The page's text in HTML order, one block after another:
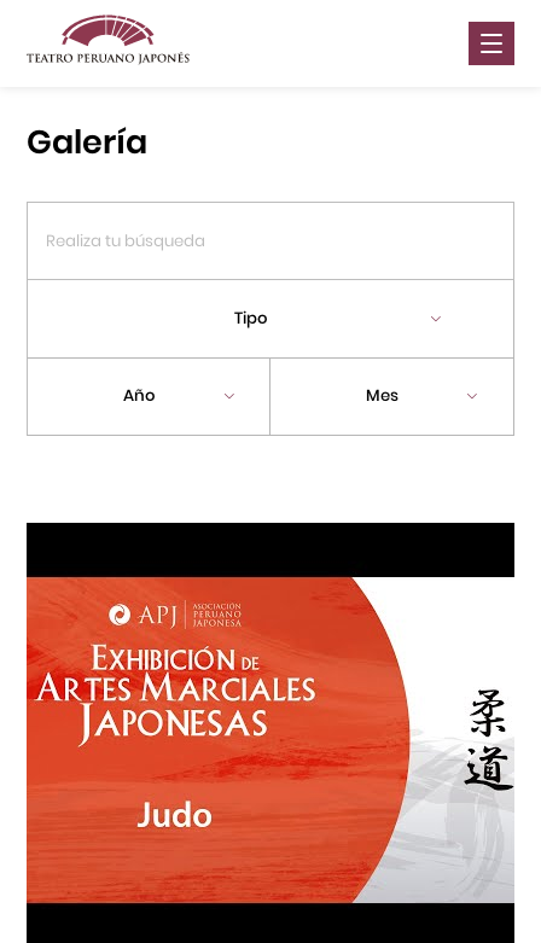
Centro Cultural Peruano Japonés
Teatro Peruano Japonés
Galería
Tipo
Año Mes